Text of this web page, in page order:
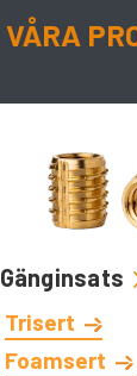
VÅRA
Gänginsats
Trisert
Foamsert